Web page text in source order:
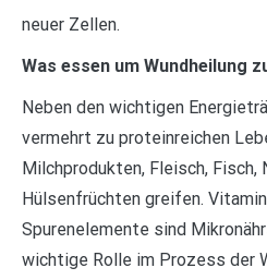
neuer Zellen.
Was essen um Wundheilung
Neben den wichtigen
vermehrt zu proteinreichen
Milchprodukten, Fleisch, Fisch,
Hülsenfrüchten greifen.
Spurenelemente sind
wichtige Rolle im Prozess der